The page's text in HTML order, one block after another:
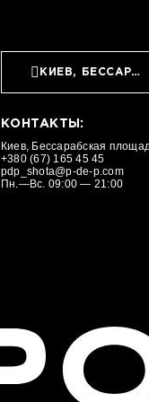
КИЕВ,
КОНТАКТЫ:
Киев, Бессарабская
+380 (67) 165 45 45
pdp_shota@p-de-p.com
Пн.—Вс. 09:00 — 21:00